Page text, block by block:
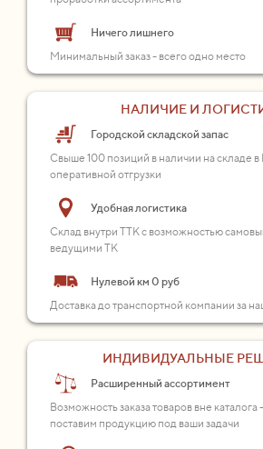
Ничего лишнего
Минимальный заказ - всего одно место
НАЛИЧИЕ И
Городской складской запас
Свыше 100 позиций в наличии на складе
оперативной отгрузки
Удобная логистика
Склад внутри ТТК с возможностью
ведущими ТК
Нулевой км 0 руб
Доставка до транспортной компании за
ИНДИВИДУАЛЬНЫЕ
Расширенный ассортимент
Возможность заказа товаров вне
поставим продукцию под ваши задачи